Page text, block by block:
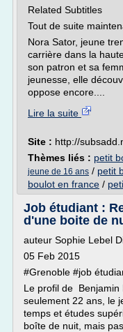
Related Subtitles
Tout de suite
Nora Sator, jeune
carrière dans la
son patron et sa
jeunesse, elle
oppose encore....
Lire la suite
Site : http://
Thèmes liés : petit
jeune de 16 ans / petit
boulot en france /
Job étudiant :
d'une boite de
auteur Sophie Lebel
05 Feb 2015
#Grenoble #job
Le profil de
seulement 22 ans, le
temps et études
boîte de nuit, mais